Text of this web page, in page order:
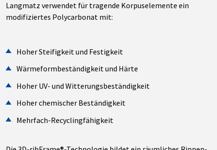
Langmatz verwendet für tragende Korpuselemente ein
modifiziertes Polycarbonat mit:
Hoher Steifigkeit und Festigkeit
Wärmeformbeständigkeit und Härte
Hoher UV- und Witterungsbeständigkeit
Hoher chemischer Beständigkeit
Mehrfach-Recyclingfähigkeit